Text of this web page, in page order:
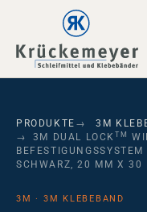
Skip to main navigation
Skip to main content
Skip to page footer
PRODUKTE
3M
3M DUAL LOCK TM
SCHWARZ, 20 MM X 30
3M · 3M KLEBEBAND